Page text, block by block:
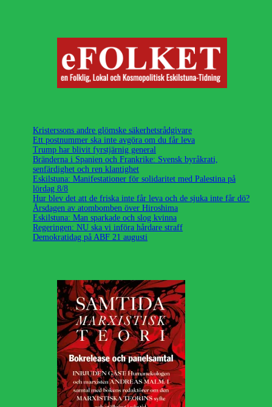
Kristerssons andre glömske säkerhetsrådgivare
Ett postnummer ska inte avgöra om du får leva
Trump har blivit fyrstjärnig general
Bränderna i Spanien och Frankrike: Svensk byråkrati,
senfärdighet och ren klantighet
Eskilstuna: Manifestationer för solidaritet med Palestina på
lördag 8/8
Hur blev det att de friska inte får leva och de sjuka inte får dö?
Årsdagen av atombomben över Hiroshima
Eskilstuna: Man sparkade och slog kvinna
Regeringen: NU ska vi införa hårdare straff
Demokratidag på ABF 21 augusti